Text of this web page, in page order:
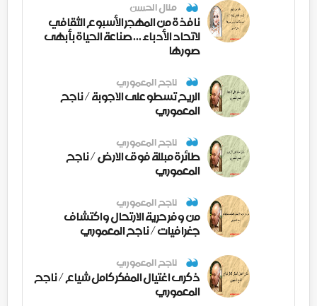
منال الحسن
نافذة من المهجر الأسبوع الثقافي
لاتحاد الأدباء ... صناعة الحياة بأبهى
صورها
ناجح المعموري
الريح تسطو على الاجوبة / ناجح
المعموري
ناجح المعموري
طائرة مبللة فوق الارض / ناجح
المعموري
ناجح المعموري
من وفر حرية الارتحال واكتشاف
جغرافيات / ناجح المعموري
ناجح المعموري
ذكرى اغتيال المفكر كامل شياع / ناجح
المعموري